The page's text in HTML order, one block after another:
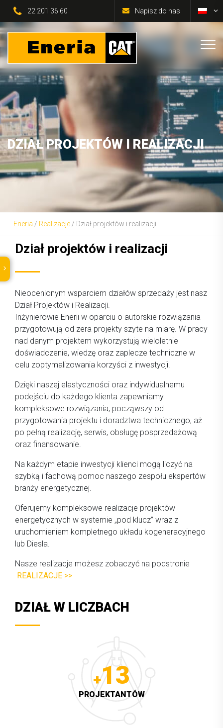
22 201 36 60 Napisz do nas
DZIAŁ PROJEKTÓW I REALIZACJI
Eneria / Realizacje / Dział projektów i realizacji
Dział projektów i realizacji
Nieocenionym wsparciem działów sprzedaży jest nasz
Dział Projektów i Realizacji.
Inżynierowie Enerii w oparciu o autorskie rozwiązania
przygotowują od zera projekty szyte na miarę. W pracy
nad danym projektem wykorzystują wieloletnie
doświadczenie, wiedzę oraz zaplecze techniczne w
celu zoptymalizowania korzyści z inwestycji.
Dzięki naszej elastyczności oraz indywidualnemu
podejściu do każdego klienta zapewniamy
kompleksowe rozwiązania, począwszy od
przygotowania projektu i doradztwa technicznego, aż
po pełną realizację, serwis, obsługę posprzedażową
oraz finansowanie.
Na każdym etapie inwestycji klienci mogą liczyć na
szybką i fachową pomoc naszego zespołu ekspertów
branży energetycznej.
Oferujemy kompleksowe realizacje projektów
energetycznych w systemie „pod klucz” wraz z
uruchomieniem kompletnego układu kogeneracyjnego
lub Diesla.
Nasze realizacje możesz zobaczyć na podstronie
REALIZACJE >>
DZIAŁ W LICZBACH
+13
PROJEKTANTÓW